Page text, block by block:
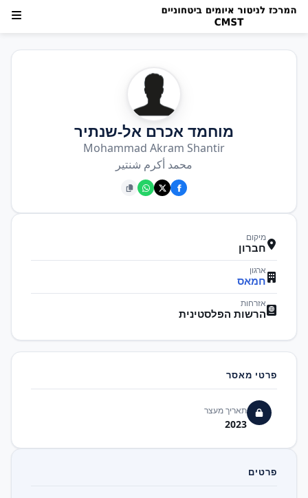
מוחמד אכרם אל-שנתיר
Mohammad Akram Shantir
محمد أكرم شنتير
מיקום
חברון
ארגון
חמאס
אזרחות
הרשות הפלסטינית
פרטי מאסר
תאריך מעצר
2023
פרטים